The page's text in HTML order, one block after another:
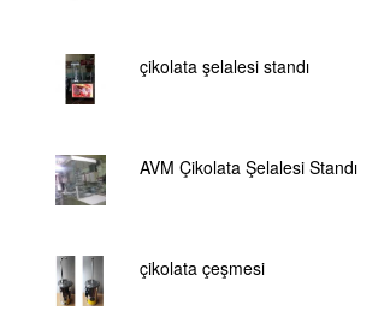
çikolata şelalesi standı
AVM Çikolata Şelalesi Standı
çikolata çeşmesi